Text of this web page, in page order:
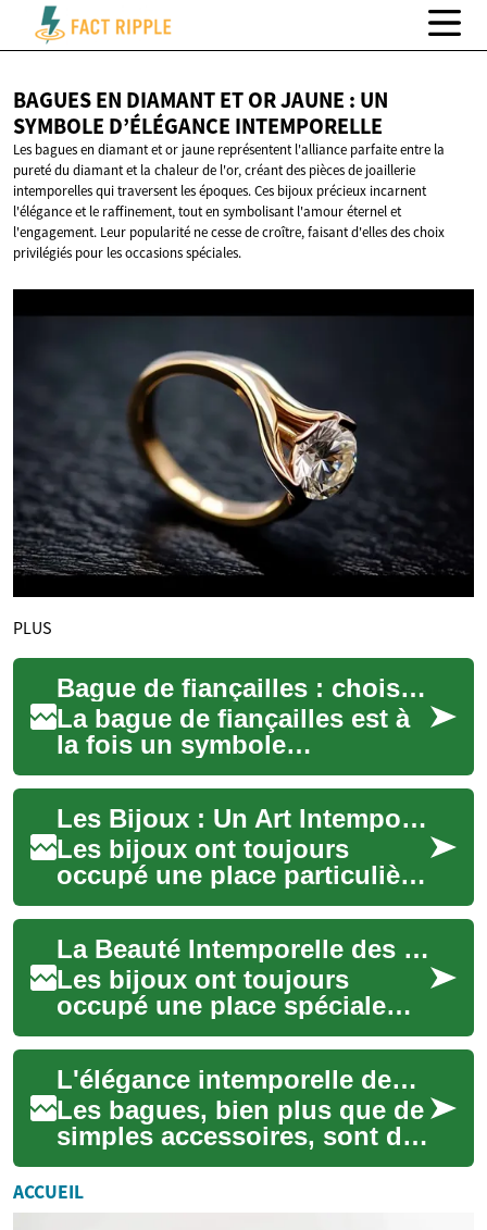
BAGUES EN DIAMANT ET OR JAUNE : UN
SYMBOLE D’ÉLÉGANCE INTEMPORELLE
Les bagues en diamant et or jaune représentent l'alliance parfaite entre la
pureté du diamant et la chaleur de l'or, créant des pièces de joaillerie
intemporelles qui traversent les époques. Ces bijoux précieux incarnent
l'élégance et le raffinement, tout en symbolisant l'amour éternel et
l'engagement. Leur popularité ne cesse de croître, faisant d'elles des choix
privilégiés pour les occasions spéciales.
PLUS
Bague de fiançailles : choisir une bague, diamant ou pierre
La bague de fiançailles est à
la fois un symbole
émotionnel et un objet de
valeur artisanale. Qu’il
s’agisse d’un cla...
Les Bijoux : Un Art Intemporel et Précieux
Les bijoux ont toujours
occupé une place particulière
dans le cœur des hommes et
des femmes. Symboles de
beauté, de r...
La Beauté Intemporelle des Bijoux : Une Histoire d'Amour et de Prestige
Les bijoux ont toujours
occupé une place spéciale
dans le cœur des hommes et
des femmes à travers les
âges. Ces petit...
L'élégance intemporelle des parures de doigt
Les bagues, bien plus que de
simples accessoires, sont des
parures de doigt qui ont
traversé les âges, incarnant
des ...
ACCUEIL